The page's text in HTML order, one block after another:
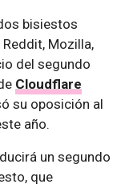
bisiestos
Mozilla,
del segundo
Cloudflare
su oposición al
año.
un segundo
que